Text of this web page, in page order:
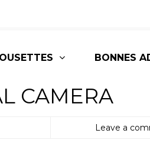
BONNES
CAMERA
Leave a